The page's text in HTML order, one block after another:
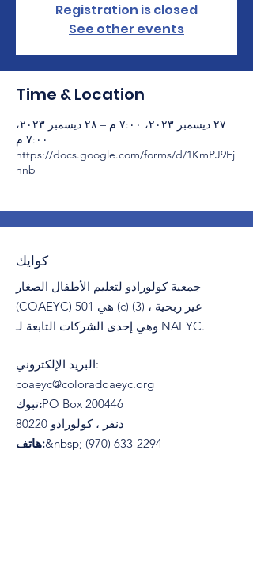
Registration is closed
See other events
Time & Location
٢٧ ديسمبر ٢٠٢٣، ٧:٠٠ م – ٢٨ ديسمبر ٢٠٢٣،
٧:٠٠ م
https://docs.google.com/forms/d/1KmPJ9Fj
nnb
كوايك
جمعية كولورادو لتعليم الأطفال الصغار
(COAEYC) هي 501 (c) (3) غير ربحية ،
وهي إحدى الشركات التابعة لـ NAEYC.
البريد الإلكتروني:
coaeyc@coloradoaeyc.org
تبوك:​PO Box 200446
دنفر ، كولورادو 80220
هاتف:&nbsp; (970) 633-2294